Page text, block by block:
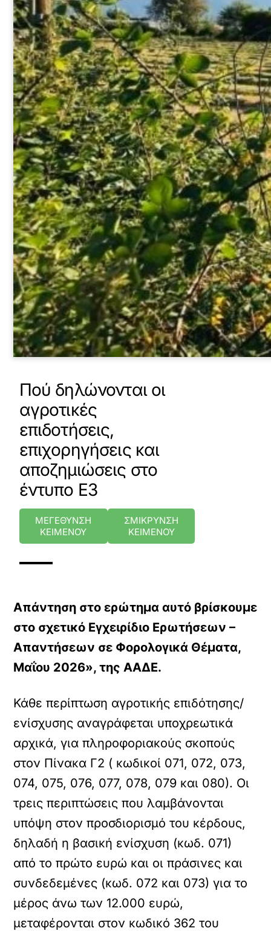
Πού δηλώνονται οι
αγροτικές
επιδοτήσεις,
επιχορηγήσεις και
αποζημιώσεις στο
έντυπο Ε3
ΜΕΓΕΘΥΝΣΗ
ΚΕΙΜΕΝΟΥ
ΣΜΙΚΡΥΝΣΗ
ΚΕΙΜΕΝΟΥ
Απάντηση στο ερώτημα αυτό βρίσκουμε
στο σχετικό Εγχειρίδιο Ερωτήσεων –
Απαντήσεων σε Φορολογικά Θέματα,
Μαΐου 2026», της ΑΑΔΕ.
Κάθε περίπτωση αγροτικής επιδότησης/
ενίσχυσης αναγράφεται υποχρεωτικά
αρχικά, για πληροφοριακούς σκοπούς
στον Πίνακα Γ2 ( κωδικοί 071, 072, 073,
074, 075, 076, 077, 078, 079 και 080). Οι
τρεις περιπτώσεις που λαμβάνονται
υπόψη στον προσδιορισμό του κέρδους,
δηλαδή η βασική ενίσχυση (κωδ. 071)
από το πρώτο ευρώ και οι πράσινες και
συνδεδεμένες (κωδ. 072 και 073) για το
μέρος άνω των 12.000 ευρώ,
μεταφέρονται στον κωδικό 362 του